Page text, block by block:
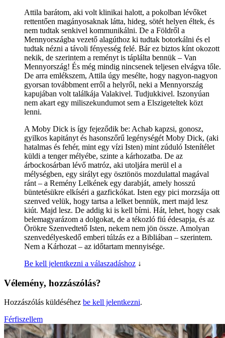
Attila barátom, aki volt klinikai halott, a pokolban lévőket
rettentően magányosaknak látta, hideg, sötét helyen éltek, és
nem tudtak senkivel kommunikálni. De a Földről a
Mennyországba vezető alagúthoz ki tudtak botorkálni és el
tudtak nézni a távoli fényesség felé. Bár ez biztos kínt okozott
nekik, de szerintem a reményt is táplálta bennük – Van
Mennyország! És még mindig nincsenek teljesen elvágva tőle.
De arra emlékszem, Attila úgy mesélte, hogy nagyon-nagyon
gyorsan továbbment erről a helyről, neki a Mennyország
kapujában volt találkája Valakivel. Tudjukkivel. Iszonyúan
nem akart egy miliszekundumot sem a Elszigeteltek közt
lenni.
A Moby Dick is így fejeződik be: Achab kapzsi, gonosz,
gyilkos kapitányt és hasonszőrű legénységét Moby Dick, (aki
hatalmas és fehér, mint egy vízi Isten) mint zúduló Istenítélet
küldi a tenger mélyébe, szinte a kárhozatba. De az
árbockosárban lévő matróz, aki utoljára merül el a
mélységben, egy sirályt egy ösztönös mozdulattal magával
ránt – a Remény Lelkének egy darabját, amely hosszú
büntetésükre elkíséri a gazfickókat. Isten egy pici morzsája ott
szenved velük, hogy tartsa a lelket bennük, mert majd lesz
kiút. Majd lesz. De addig ki is kell bírni. Hát, lehet, hogy csak
belemagyarázom a dolgokat, de a tékozló fiú édesapja, és az
Örökre Szenvedtető Isten, nekem nem jön össze. Amolyan
szenvedélyeskedő emberi túlzás ez a Bibliában – szerintem.
Nem a Kárhozat – az időtartam mennyisége.
Be kell jelentkezni a válaszadáshoz ↓
Vélemény, hozzászólás?
Hozzászólás küldéséhez be kell jelentkezni.
Férfiszellem